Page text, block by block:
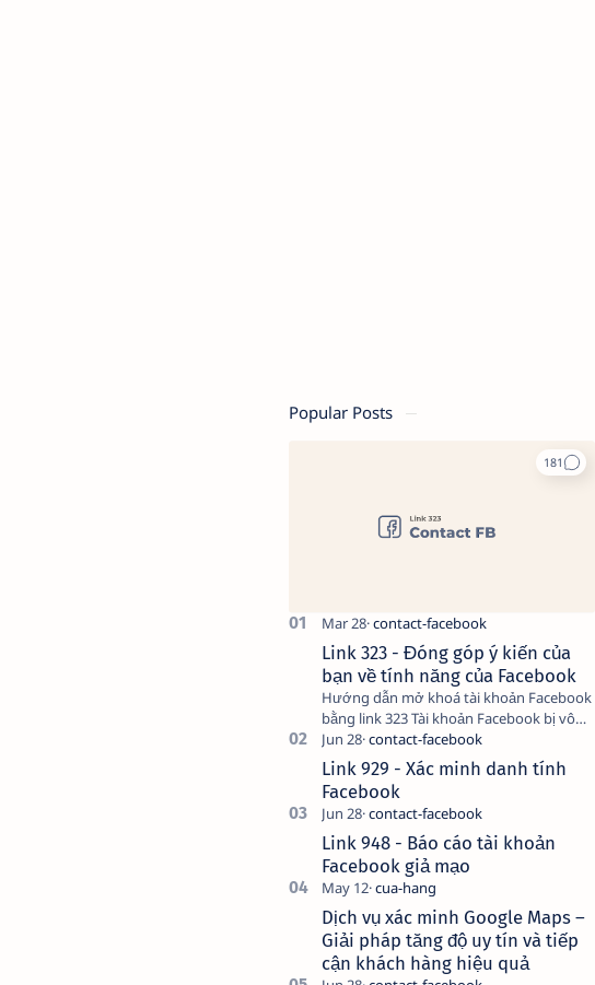
Popular Posts
Link 323 - Đóng góp ý kiến của
bạn về tính năng của Facebook
Hướng dẫn mở khoá tài khoản Facebook
bằng link 323 Tài khoản Facebook bị vô
hiệu hóa có thể do nhiều nguyên nhân,
do bạn đăng bài hay thực hiện…
Link 929 - Xác minh danh tính
Facebook
Link 948 - Báo cáo tài khoản
Facebook giả mạo
Dịch vụ xác minh Google Maps –
Giải pháp tăng độ uy tín và tiếp
cận khách hàng hiệu quả